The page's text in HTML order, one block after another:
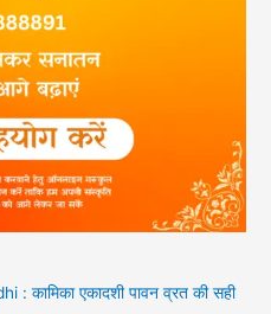
कामिका एकादशी पावन व्रत की सही